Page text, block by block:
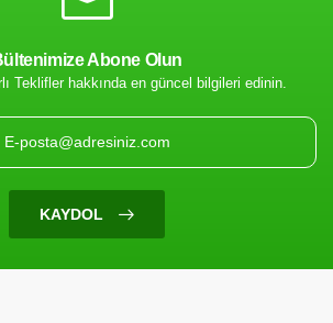
Uygun
Abone Olun
Teklifler hakkında en güncel bilgileri edinin.
KAYDOL